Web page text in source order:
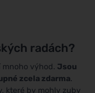
radách?
mnoho výhod. Jsou
zcela zdarma.
které by mohly zuby